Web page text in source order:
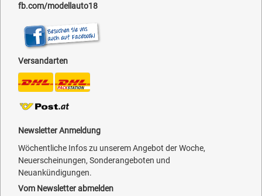
fb.com/modellauto18
Versandarten
Newsletter Anmeldung
Wöchentliche Infos zu unserem Angebot der Woche,
Neuerscheinungen, Sonderangeboten und
Neuankündigungen.
Vom Newsletter abmelden